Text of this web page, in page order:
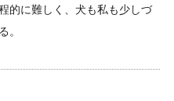
的に難しく、犬も私も少しづ
。